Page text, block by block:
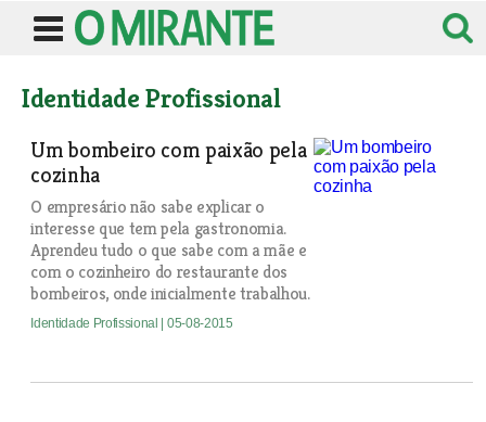
Identidade Profissional
Um bombeiro com paixão pela
cozinha
O empresário não sabe explicar o
interesse que tem pela gastronomia.
Aprendeu tudo o que sabe com a mãe e
com o cozinheiro do restaurante dos
bombeiros, onde inicialmente trabalhou.
Identidade Profissional | 05-08-2015